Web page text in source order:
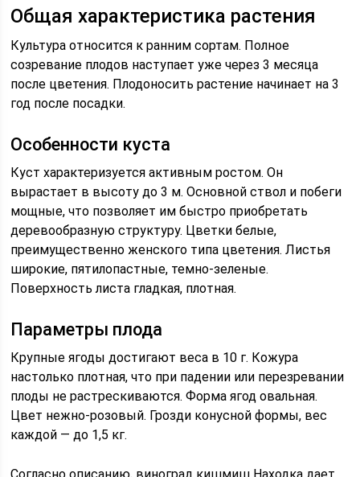
Общая характеристика растения
Культура относится к ранним сортам. Полное
созревание плодов наступает уже через 3 месяца
после цветения. Плодоносить растение начинает на 3
год после посадки.
Особенности куста
Куст характеризуется активным ростом. Он
вырастает в высоту до 3 м. Основной ствол и побеги
мощные, что позволяет им быстро приобретать
деревообразную структуру. Цветки белые,
преимущественно женского типа цветения. Листья
широкие, пятилопастные, темно-зеленые.
Поверхность листа гладкая, плотная.
Параметры плода
Крупные ягоды достигают веса в 10 г. Кожура
настолько плотная, что при падении или перезревании
плоды не растрескиваются. Форма ягод овальная.
Цвет нежно-розовый. Грозди конусной формы, вес
каждой — до 1,5 кг.